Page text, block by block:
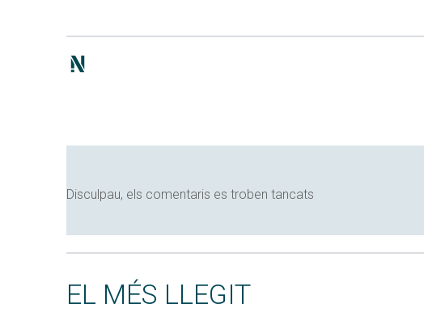
Disculpau, els comentaris es troben tancats
EL MÉS LLEGIT